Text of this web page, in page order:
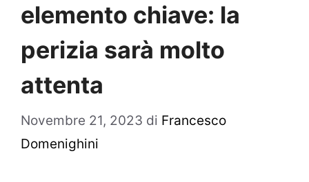
elemento chiave: la
perizia sarà molto
attenta
Novembre 21, 2023 di Francesco
Domenighini